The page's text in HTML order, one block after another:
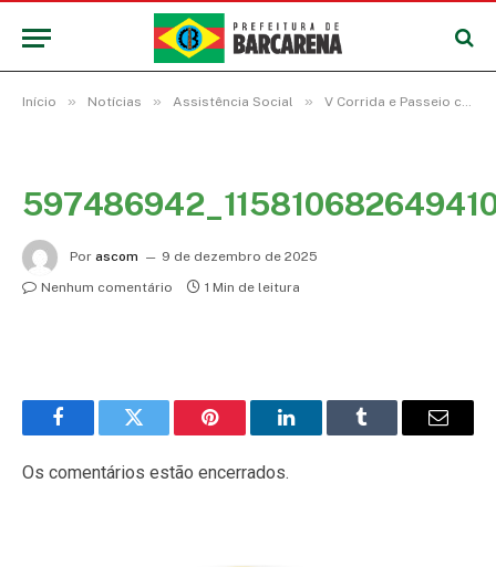
Início » Notícias » Assistência Social » V Corrida e Passeio ciclístico do homem pelo fim da violência contra a mulher mobiliza sociedade barcarenense
Por ascom
9 de dezembro de 2025
Nenhum comentário
1 Min de leitura
FacebookTwitter Pinterest LinkedInTumblr
E-
Os comentários estão encerrados.